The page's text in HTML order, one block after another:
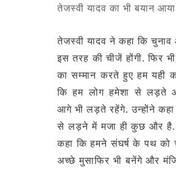
तेजस्वी यादव का भी बयान
तेजस्वी यादव ने कहा कि चुनाव
इस तरह की चीजें होंगी. फिर
का सम्मान करते हुए हम यही
कि हम लोग हमेशा से लड़ते
आगे भी लड़ते रहेंगे. उन्होंने कहा
से लड़ने में मजा ही कुछ और
कहा कि हमने संघर्ष के पथ को
अच्छे मुसाफिर भी बनेंगे और